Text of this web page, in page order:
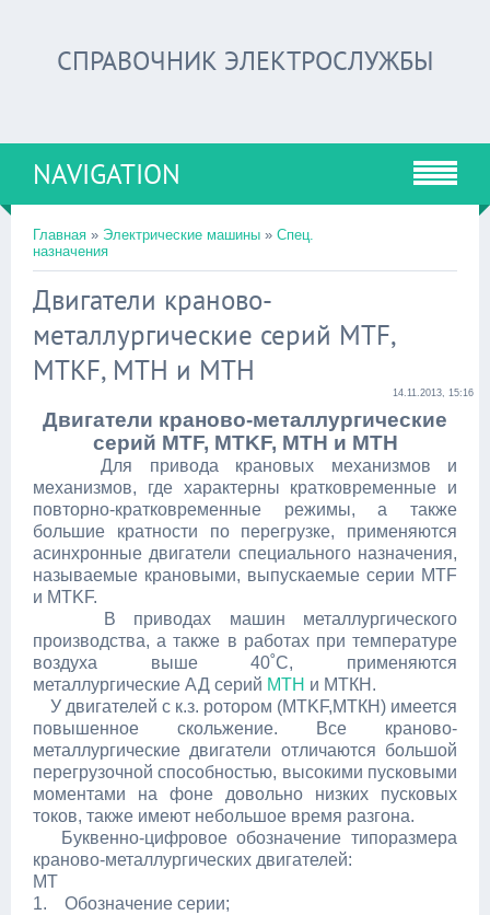
СПРАВОЧНИК ЭЛЕКТРОСЛУЖБЫ
NAVIGATION
Главная » Электрические машины » Спец.
назначения
Двигатели краново-
металлургические серий MTF,
MTKF, MTH и МТН
14.11.2013, 15:16
Двигатели краново-металлургические
серий MTF, MTKF, MTH и МТН
Для привода крановых механизмов и
механизмов, где характерны кратковременные и
повторно-кратковременные режимы, а также
большие кратности по перегрузке, применяются
асинхронные двигатели специального назначения,
называемые крановыми, выпускаемые серии MTF
и MTKF.
В приводах машин металлургического
производства, а также в работах при температуре
воздуха выше 40˚С, применяются
металлургические АД серий МТН и МТКН.
У двигателей с к.з. ротором (MTKF,МТКН) имеется
повышенное скольжение. Все краново-
металлургические двигатели отличаются большой
перегрузочной способностью, высокими пусковыми
моментами на фоне довольно низких пусковых
токов, также имеют небольшое время разгона.
Буквенно-цифровое обозначение типоразмера
краново-металлургических двигателей:
МТ
1. Обозначение серии;